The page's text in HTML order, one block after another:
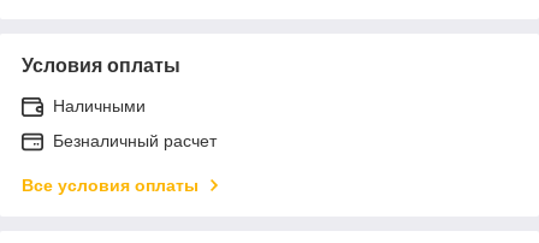
Условия оплаты
Наличными
Безналичный расчет
Все условия оплаты